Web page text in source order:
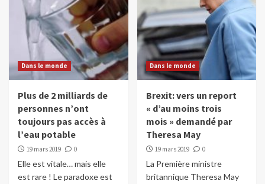
Dans le monde
Les réseaux sociaux interdits au moins de
15 ans en France
Dans le monde
Top 14 (rugby): Thomas Ramos signe au
Racing 92
Dans le monde
Crash lunaire ce mardi soir (20h35)
Dans le monde
Plus de 2 milliards de
personnes n’ont
toujours pas accès à
l’eau potable
19 mars 2019 0
Elle est vitale… mais elle
est rare ! Le paradoxe est
Dans le monde
Brexit: vers un report
« d’au moins trois
mois » demandé par
Theresa May
19 mars 2019 0
La Première ministre
britannique Theresa May